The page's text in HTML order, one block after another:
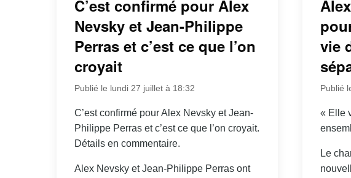
C’est confirmé pour Alex
Nevsky et Jean-Philippe
Perras et c’est ce que l’on
croyait
Publié le lundi 27 juillet à 18:32
C’est confirmé pour Alex Nevsky et Jean-
Philippe Perras et c’est ce que l’on croyait.
Détails en commentaire.
Alex Nevsky et Jean-Philippe Perras ont
vie
Publié
« Elle
Le